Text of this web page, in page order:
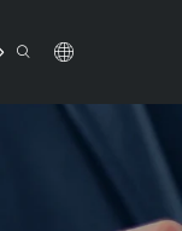
Kapcsolat